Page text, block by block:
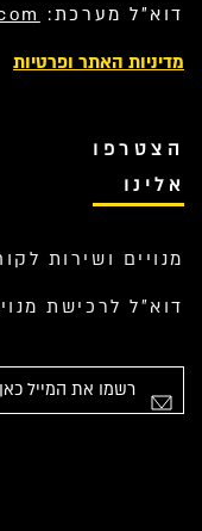
דוא”ל מערכת:
מדיניות האתר ופרטיות
הצטרפו
אלינו
מנויים ושירות לקוחות: 058-
דוא”ל לרכישת